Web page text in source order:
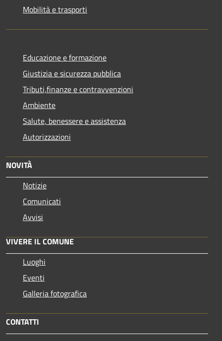
Mobilità e trasporti
Educazione e formazione
Giustizia e sicurezza pubblica
Tributi,finanze e contravvenzioni
Ambiente
Salute, benessere e assistenza
Autorizzazioni
NOVITÀ
Notizie
Comunicati
Avvisi
VIVERE IL COMUNE
Luoghi
Eventi
Galleria fotografica
CONTATTI